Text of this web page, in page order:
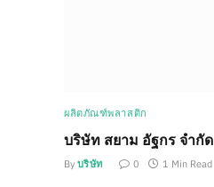
ผลิตภัณฑ์พลาสติก
บริษัท สยาม อัฐกร จำกัด
By บริษัท 0 1 Min Read